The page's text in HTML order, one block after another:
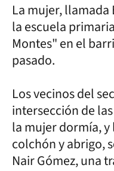
La mujer, llamada
la escuela
Montes" en el
pasado.
Los vecinos del
intersección de
la mujer dormía,
colchón y abrigo,
Nair Gómez, una